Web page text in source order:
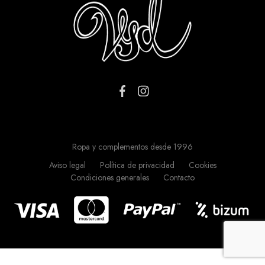
Ropa y complementos desde 1996
Aviso legal
Política de privacidad
Cookies
Condiciones generales
Contacto